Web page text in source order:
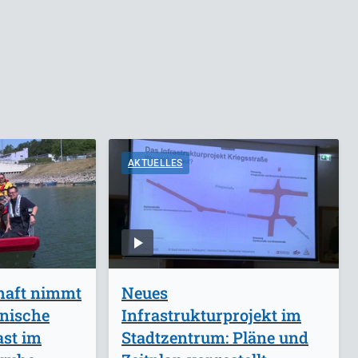
nimmt
im
AKTUELLES
Neues
Infrastrukturprojekt im
Stadtzentrum: Pläne und